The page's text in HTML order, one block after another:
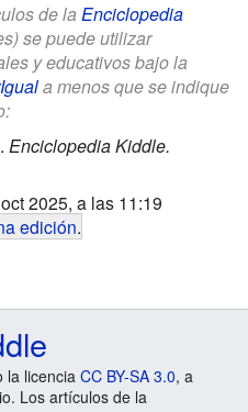
de la Enciclopedia
se puede utilizar
y educativos bajo la
a menos que se indique
. Enciclopedia Kiddle.
2025, a las 11:19
edición.
la licencia CC BY-SA 3.0, a
Los artículos de la